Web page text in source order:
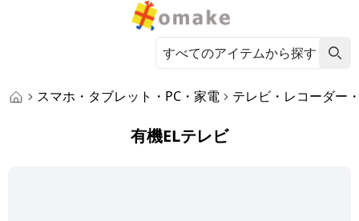
スマホ・タブレット・PC・家電 テレビ・レコーダー
有機ELテレビ